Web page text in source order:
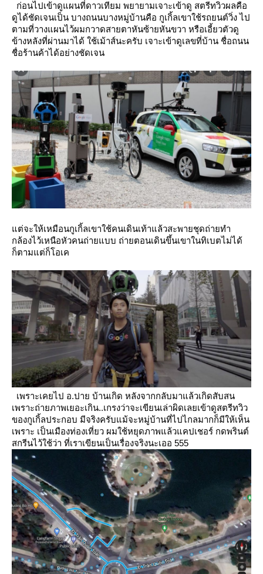
ก่อนไปเข้าดูแผนที่ดาวเทียม พยายามเจาะเข้าดู สตรีทวิวผลคือ
ดูได้ชัดเจนเป็น บางถนนบางหมู่บ้านคือ กูเกิ้ลเขาใช้รถยนต์วิ่ง ไป
ตามที่วางแผนไว้ผมกวาดสายตาหันซ้ายหันขวา หรือเอี้ยวตัวดู
ข้างหลังที่ผ่านมาได้ ช้เม้าส์นะครับ เจาะเข้าดูเลขที่บ้าน ชื่อถนน
ชื่อร้านค้าได้อย่างชัดเจน
ต่จะให้เหมือนกูเกิ้ลเขาใช้คนเดินเท้าแล้วสะพายชุดถ่ายทำ
กล้องไว้เหนือหัวคนถ่ายแบบ ถ่ายตอนเดินขึ้นเขาในทิเบตไม่ได้
ก็ตามแต่ก็โอเค
เพราะเคยไป อ.ปาย บ้านเกิด หลังจากกลับมาแล้วเกิดสับสน
เพราะถ่ายภาพเยอะเกิน..เกรงว่าจะเขียนเล่าผิดเลยเข้าดูสตรีทวิว
ของกูเกิ้ลประกอบ มีจริงครับแม้จะหมู่บ้านที่ไปไกลมากก็มีให้เห็น
เพราะ เป็นเมืองท่องเที่ยว ผมใช้หยุดภาพแล้วแคปเชอร์ กดพรินต์
สกรีนไว้ใช้ว่า ที่เราเขียนเป็นเรื่องจริงนะเออ 555